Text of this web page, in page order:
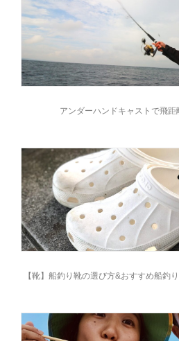
アンダーハンドキャストで飛距
【靴】船釣り靴の選び方&おすすめ船釣